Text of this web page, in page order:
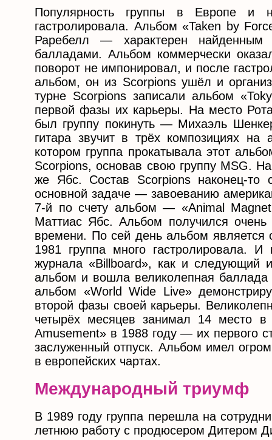
Популярность группы в Европе и
гастролировала. Альбом «Taken by
Раребелл — характерен
балладами. Альбом коммерчески
поворот не импонировал, и после
альбом, он из Scorpions ушёл и
турне Scorpions записали альбом
первой фазы их карьеры. На место
был группу покинуть — Михаэль
гитара звучит в трёх композициях
котором группа прокатывала этот
Scorpions, основав свою группу MSG.
же Ябc. Состав Scorpions наконец-то
основной задаче — завоеванию
7-й по счету альбом — «Animal
Маттиас Ябс. Альбом получился
времени. По сей день альбом является
1981 группа много гастролировала.
журнала «Billboard», как и
альбом и вошла великолепная
альбом «World Wide Live»
второй фазы своей карьеры.
четырёх месяцев занимал 14 место в
Amusement» в 1988 году — их первого
заслуженный отпуск. Альбом имел
в европейских чартах.
Международный триумф
В 1989 году группа перешла на
летнюю работу с продюсером Дитером